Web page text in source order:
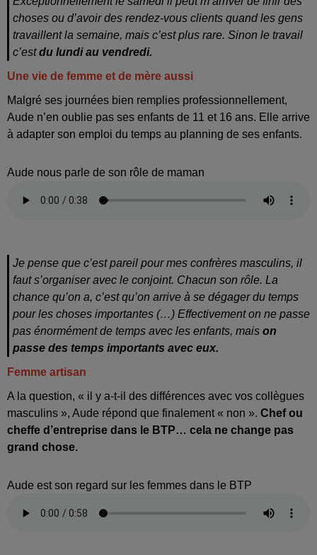
choses ou d’avoir des rendez-vous clients quand les gens
travaillent la semaine, mais c’est plus rare. Sinon le travail
c’estdu lundi au vendredi.
Une vie de femme et de mère aussi
Malgré ses journées bien remplies professionnellement,
Aude n’en oublie pas ses enfants de 11 et 16 ans. Elle arrive
à adapter son emploi du temps au planning de ses enfants.
Aude nous parle de son rôle de maman
Je pense que c’est pareil pour mes confrères masculins, il
faut s’organiser avec le conjoint. Chacun son rôle. La
chance qu’on a, c’est qu’on arrive à se dégager du temps
pour les choses importantes (…) Effectivement on ne passe
pas énormément de temps avec les enfants, mais on
passe des temps importants avec eux.
Femme artisan
A la question, « il y a-t-il des différences avec vos collègues
masculins », Aude répond que finalement « non ». Chef ou
cheffe d’entreprise dans le BTP… cela ne change pas
grand chose.
Aude est son regard sur les femmes dans le BTP